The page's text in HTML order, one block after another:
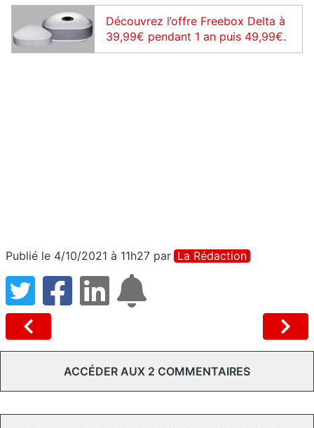
Découvrez l’offre Freebox Delta à
39,99€ pendant 1 an puis 49,99€.
Publié le 4/10/2021 à 11h27 par La Rédaction
ACCÉDER AUX 2 COMMENTAIRES